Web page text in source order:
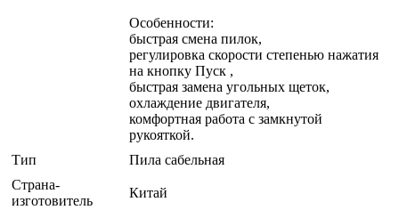
Особенности:
быстрая смена пилок,
регулировка скорости степенью нажатия
на кнопку Пуск ,
быстрая замена угольных щеток,
охлаждение двигателя,
комфортная работа с замкнутой
рукояткой.
Тип
Пила сабельная
Страна-
изготовитель
Китай